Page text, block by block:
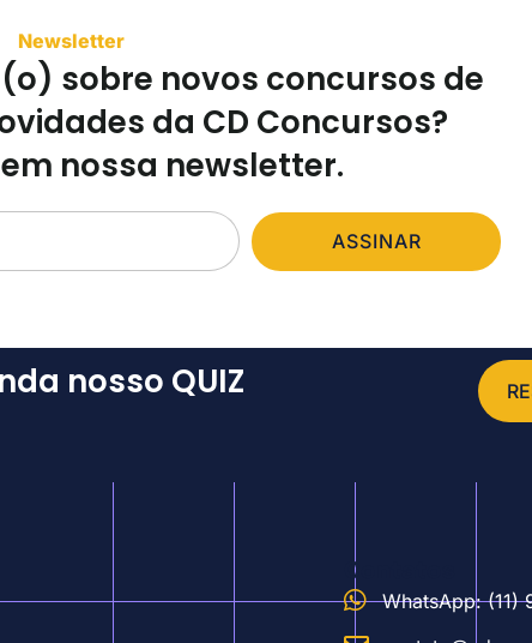
Newsletter
sobre novos concursos de
da CD Concursos?
nossa newsletter.
ASSINAR
nosso QUIZ
Contatos
WhatsApp: (11)